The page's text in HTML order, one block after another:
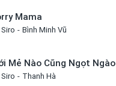
Mama
Bình Minh Vũ
Mẻ Nào Cũng Ngọt Ngào
Thanh Hà